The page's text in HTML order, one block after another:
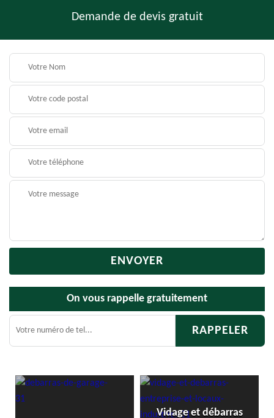
Demande de devis gratuit
On vous rappelle gratuitement
Vidage et débarras